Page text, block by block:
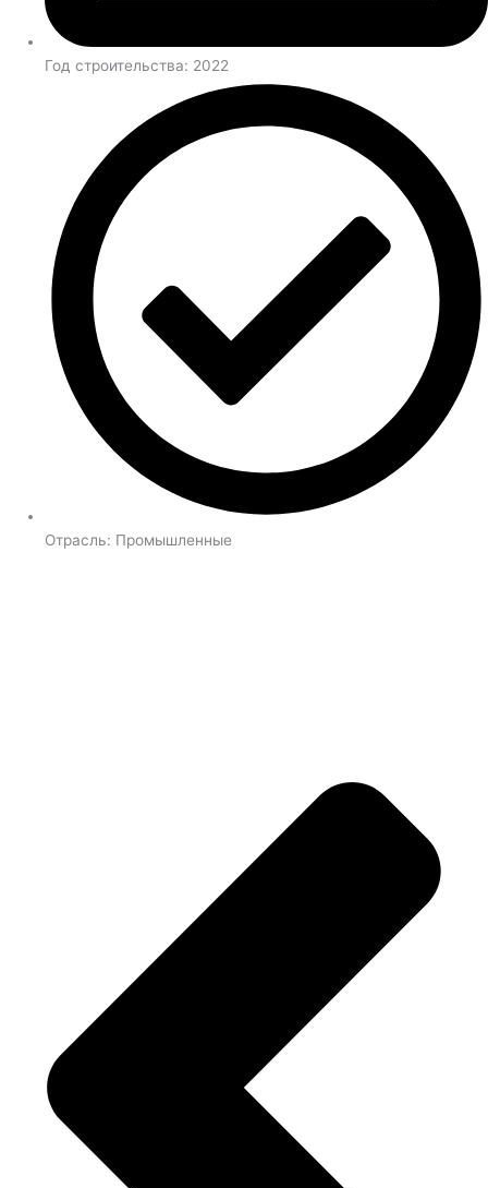
Год строительства: 2022
Отрасль: Промышленные